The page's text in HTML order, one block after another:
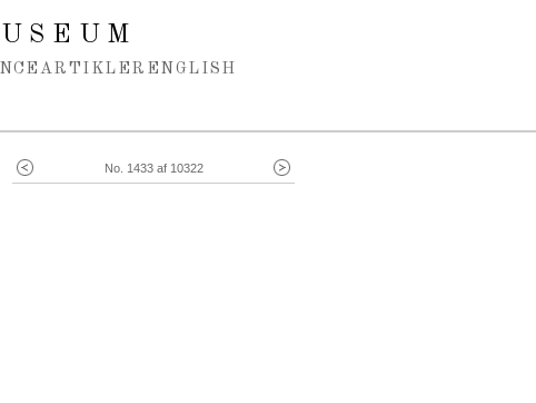
ENGLISH
No. 1433 af 10322